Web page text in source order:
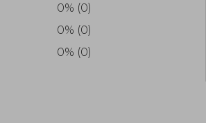
0% (0)
0% (0)
0% (0)